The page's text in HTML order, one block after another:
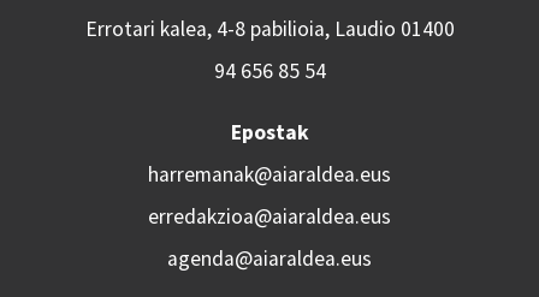
Errotari kalea, 4-8 pabilioia, Laudio 01400
94 656 85 54
Epostak
harremanak@aiaraldea.eus
erredakzioa@aiaraldea.eus
agenda@aiaraldea.eus